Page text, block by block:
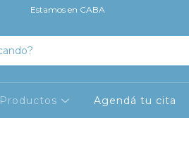
Estamos en CABA
Productos Agendá tu cita